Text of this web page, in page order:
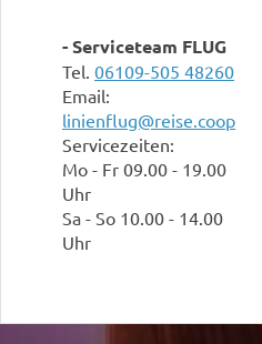
- Serviceteam FLUG
Tel. 06109-505 48260
Email:
linienflug@reise.coop
Servicezeiten:
Mo - Fr 09.00 - 19.00
Uhr
Sa - So 10.00 - 14.00
Uhr